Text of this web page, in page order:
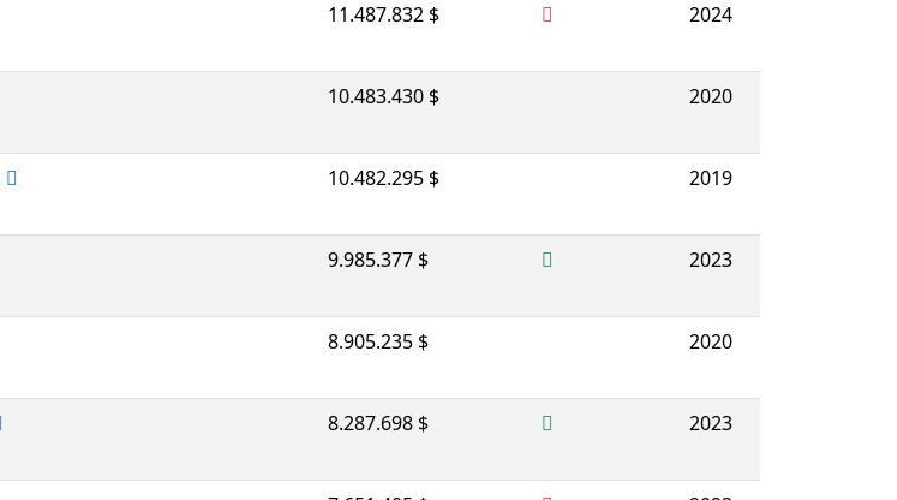
11.487.832 $ 2024
10.483.430 $ 2020
10.482.295 $ 2019
9.985.377 $ 2023
8.905.235 $ 2020
8.287.698 $ 2023